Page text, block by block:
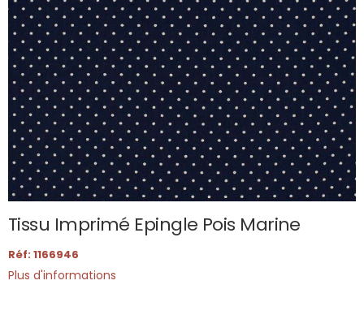
Tissu Imprimé Epingle Pois Marine
Réf: 1166946
Plus d'informations